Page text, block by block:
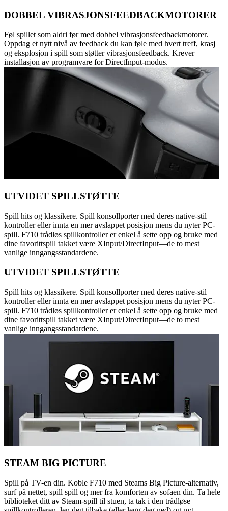
DOBBEL VIBRASJONSFEEDBACKMOTORER
Føl spillet som aldri før med dobbel vibrasjonsfeedbackmotorer.
Oppdag et nytt nivå av feedback du kan føle med hvert treff, krasj
og eksplosjon i spill som støtter vibrasjonsfeedback. Krever
installasjon av programvare for DirectInput-modus.
UTVIDET SPILLSTØTTE
Spill hits og klassikere. Spill konsollporter med deres native-stil
kontroller eller innta en mer avslappet posisjon mens du nyter PC-
spill. F710 trådløs spillkontroller er enkel å sette opp og bruke med
dine favorittspill takket være XInput/DirectInput—de to mest
vanlige inngangsstandardene.
UTVIDET SPILLSTØTTE
Spill hits og klassikere. Spill konsollporter med deres native-stil
kontroller eller innta en mer avslappet posisjon mens du nyter PC-
spill. F710 trådløs spillkontroller er enkel å sette opp og bruke med
dine favorittspill takket være XInput/DirectInput—de to mest
vanlige inngangsstandardene.
STEAM BIG PICTURE
Spill på TV-en din. Koble F710 med Steams Big Picture-alternativ,
surf på nettet, spill spill og mer fra komforten av sofaen din. Ta hele
biblioteket ditt av Steam-spill til stuen, ta tak i den trådløse